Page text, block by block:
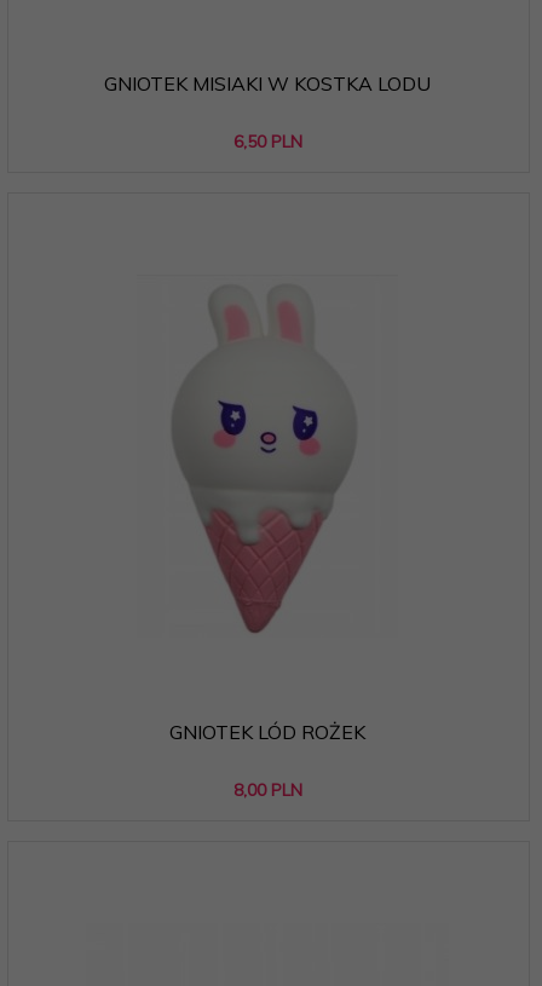
GNIOTEK MISIAKI W KOSTKA LODU
6,50 PLN
GNIOTEK LÓD ROŻEK
8,00 PLN